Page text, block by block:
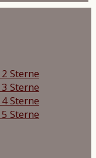
Sterne
Sterne
Sterne
Sterne